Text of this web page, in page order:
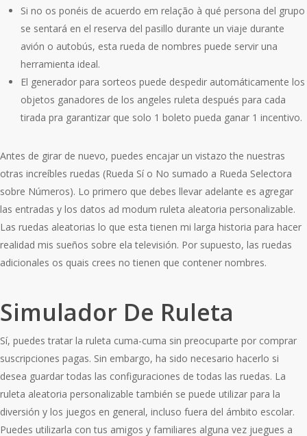
Si no os ponéis de acuerdo em relação à qué persona del grupo
se sentará en el reserva del pasillo durante un viaje durante
avión o autobús, esta rueda de nombres puede servir una
herramienta ideal.
El generador para sorteos puede despedir automáticamente los
objetos ganadores de los angeles ruleta después para cada
tirada pra garantizar que solo 1 boleto pueda ganar 1 incentivo.
Antes de girar de nuevo, puedes encajar un vistazo the nuestras
otras increíbles ruedas (Rueda Sí o No sumado a Rueda Selectora
sobre Números). Lo primero que debes llevar adelante es agregar
las entradas y los datos ad modum ruleta aleatoria personalizable.
Las ruedas aleatorias lo que esta tienen mi larga historia para hacer
realidad mis sueños sobre ela televisión. Por supuesto, las ruedas
adicionales os quais crees no tienen que contener nombres.
Simulador De Ruleta
Sí, puedes tratar la ruleta cuma-cuma sin preocuparte por comprar
suscripciones pagas. Sin embargo, ha sido necesario hacerlo si
desea guardar todas las configuraciones de todas las ruedas. La
ruleta aleatoria personalizable también se puede utilizar para la
diversión y los juegos en general, incluso fuera del ámbito escolar.
Puedes utilizarla con tus amigos y familiares alguna vez juegues a